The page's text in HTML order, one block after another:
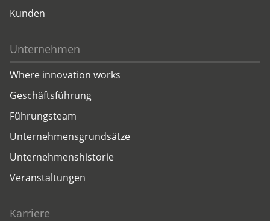
Kunden
Unternehmen
Where innovation works
Geschäftsführung
Führungsteam
Unternehmensgrundsätze
Unternehmenshistorie
Veranstaltungen
Karriere